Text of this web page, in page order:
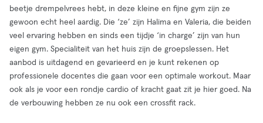
beetje drempelvrees hebt, in deze kleine en fijne gym zijn ze
gewoon echt heel aardig. Die ‘ze’ zijn Halima en Valeria, die beiden
veel ervaring hebben en sinds een tijdje ‘in charge’ zijn van hun
eigen gym. Specialiteit van het huis zijn de groepslessen. Het
aanbod is uitdagend en gevarieerd en je kunt rekenen op
professionele docentes die gaan voor een optimale workout. Maar
ook als je voor een rondje cardio of kracht gaat zit je hier goed. Na
de verbouwing hebben ze nu ook een crossfit rack.